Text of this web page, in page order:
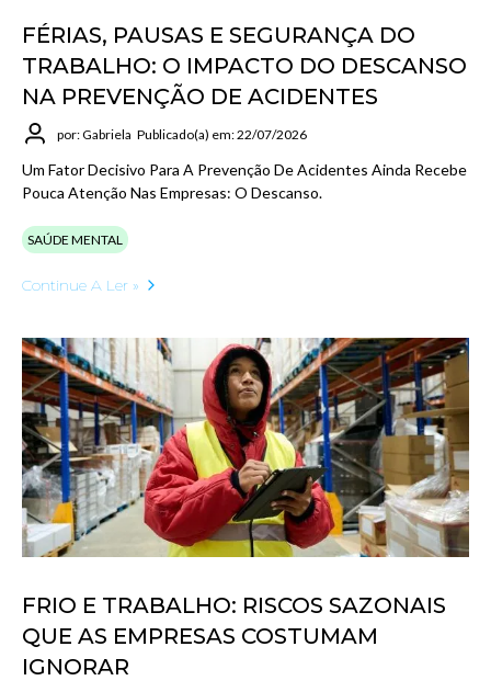
FÉRIAS, PAUSAS E SEGURANÇA DO
TRABALHO: O IMPACTO DO DESCANSO
NA PREVENÇÃO DE ACIDENTES
por: Gabriela Publicado(a) em: 22/07/2026
Um Fator Decisivo Para A Prevenção De Acidentes Ainda Recebe
Pouca Atenção Nas Empresas: O Descanso.
SAÚDE MENTAL
Continue A Ler »
FRIO E TRABALHO: RISCOS SAZONAIS
QUE AS EMPRESAS COSTUMAM
IGNORAR